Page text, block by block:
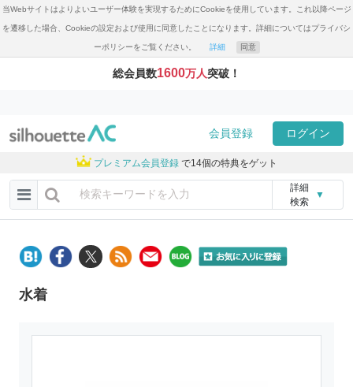
当Webサイトはよりよいユーザー体験を実現するためにCookieを使用しています。これ以降ページ
を遷移した場合、Cookieの設定および使用に同意したことになります。詳細についてはプライバシ
ーポリシーをご覧ください。 詳細 同意
総会員数1600万人突破！
会員登録 ログイン
プレミアム会員登録 で14個の特典をゲット
詳細
検索
▼
水着